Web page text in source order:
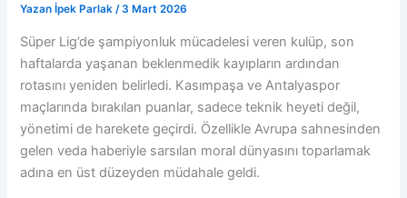
Yazan İpek Parlak/3 Mart 2026
Süper Lig’de şampiyonluk mücadelesi veren kulüp, son
haftalarda yaşanan beklenmedik kayıpların ardından
rotasını yeniden belirledi. Kasımpaşa ve Antalyaspor
maçlarında bırakılan puanlar, sadece teknik heyeti değil,
yönetimi de harekete geçirdi. Özellikle Avrupa sahnesinden
gelen veda haberiyle sarsılan moral dünyasını toparlamak
adına en üst düzeyden müdahale geldi.